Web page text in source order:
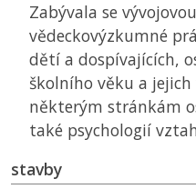
Zabývala se
vědeckovýzkumné
dětí a dospívajících,
školního věku a
některým stránkám
také psychologií
stavby